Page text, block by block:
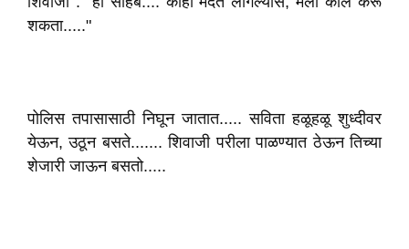
शकता....."
पोलिस तपासासाठी निघून जातात..... सविता हळूहळू शुध्दीवर
येऊन, उठून बसते....... शिवाजी परीला पाळण्यात ठेऊन तिच्या
शेजारी जाऊन बसतो.....